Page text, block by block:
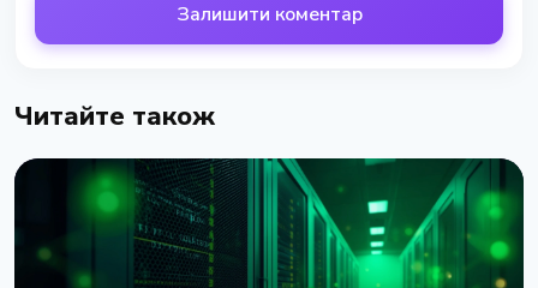
Залишити коментар
Читайте також